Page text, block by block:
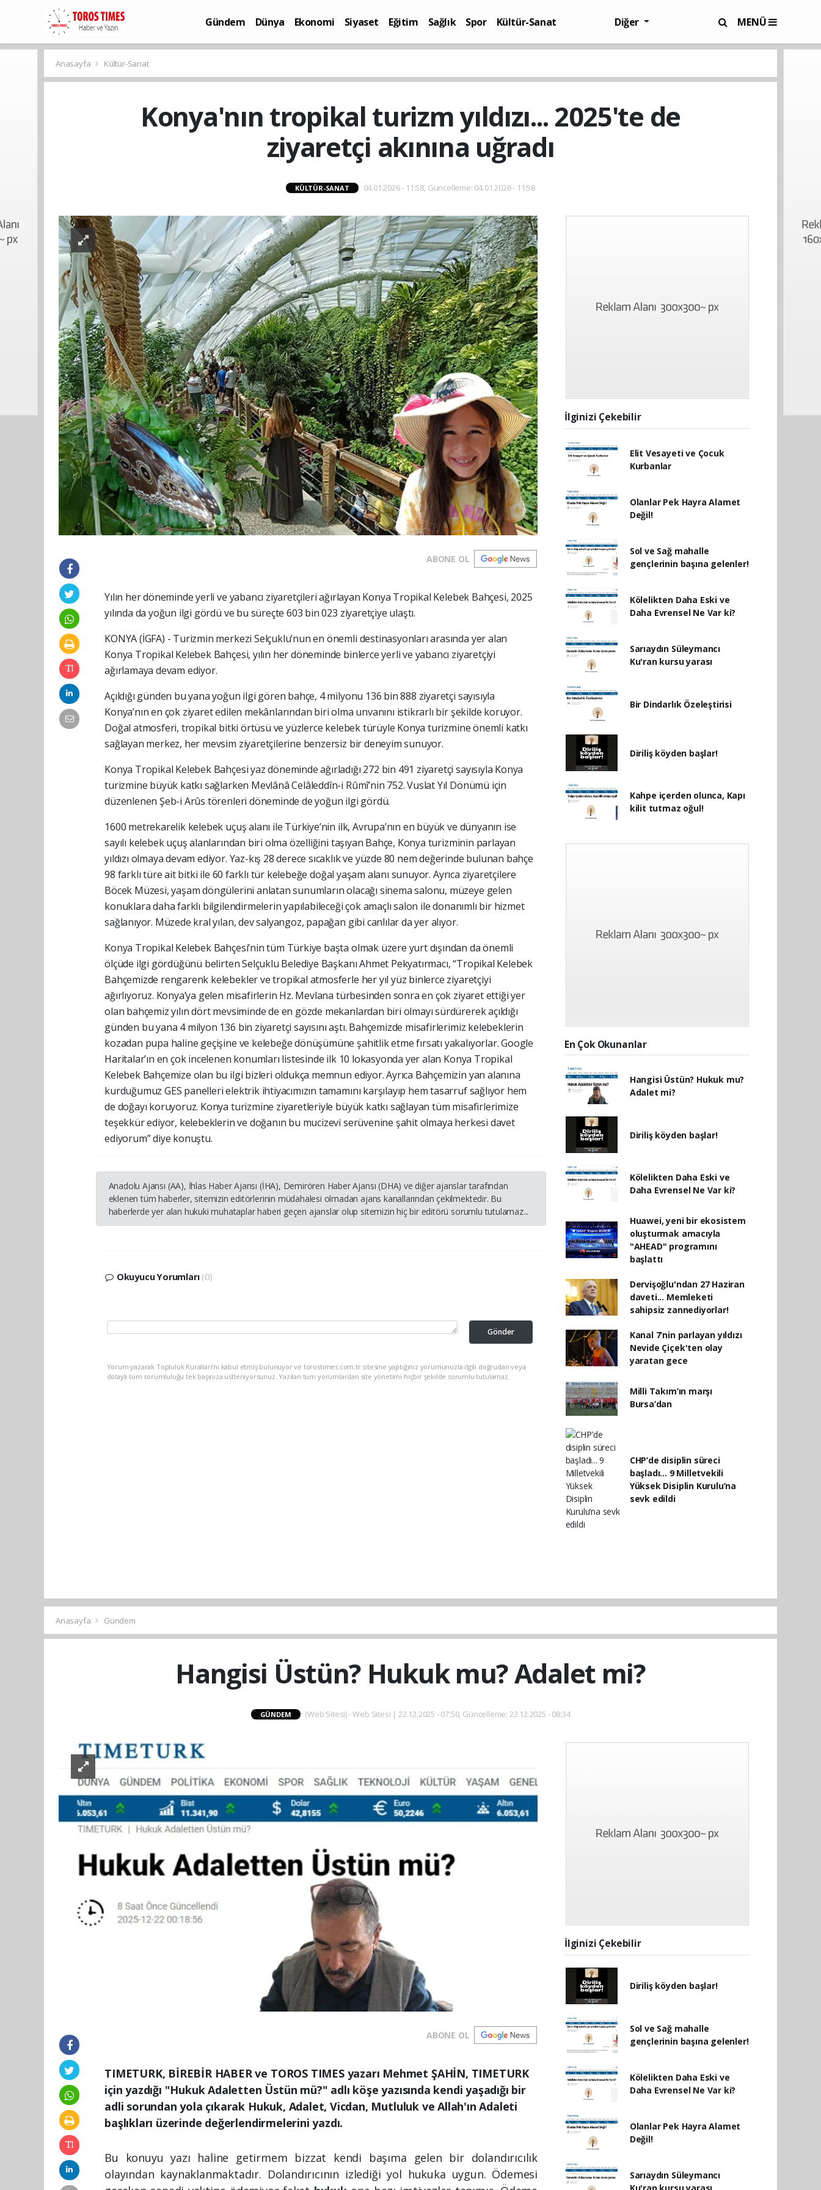
Gündem Dünya Ekonomi Siyaset Eğitim Sağlık Spor
Kültür-Sanat
Diğer MENÜ
Anasayfa Kültür-Sanat
Konya'nın tropikal turizm yıldızı... 2025'te de
ziyaretçi akınına uğradı
KÜLTÜR-SANAT 04.01.2026 - 11:58, Güncelleme: 04.01.2026 - 11:58
ABONE OL
Yılın her döneminde yerli ve yabancı ziyaretçileri ağırlayan Konya Tropikal Kelebek Bahçesi, 2025
yılında da yoğun ilgi gördü ve bu süreçte 603 bin 023 ziyaretçiye ulaştı.
KONYA (İGFA) - Turizmin merkezi Selçuklu’nun en önemli destinasyonları arasında yer alan
Konya Tropikal Kelebek Bahçesi, yılın her döneminde binlerce yerli ve yabancı ziyaretçiyi
ağırlamaya devam ediyor.
Açıldığı günden bu yana yoğun ilgi gören bahçe, 4 milyonu 136 bin 888 ziyaretçi sayısıyla
Konya’nın en çok ziyaret edilen mekânlarından biri olma unvanını istikrarlı bir şekilde koruyor.
Doğal atmosferi, tropikal bitki örtüsü ve yüzlerce kelebek türüyle Konya turizmine önemli katkı
sağlayan merkez, her mevsim ziyaretçilerine benzersiz bir deneyim sunuyor.
Konya Tropikal Kelebek Bahçesi yaz döneminde ağırladığı 272 bin 491 ziyaretçi sayısıyla Konya
turizmine büyük katkı sağlarken Mevlânâ Celâleddîn-i Rûmî’nin 752. Vuslat Yıl Dönümü için
düzenlenen Şeb-i Arûs törenleri döneminde de yoğun ilgi gördü.
1600 metrekarelik kelebek uçuş alanı ile Türkiye’nin ilk, Avrupa’nın en büyük ve dünyanın ise
sayılı kelebek uçuş alanlarından biri olma özelliğini taşıyan Bahçe, Konya turizminin parlayan
yıldızı olmaya devam ediyor. Yaz-kış 28 derece sıcaklık ve yüzde 80 nem değerinde bulunan bahçe
98 farklı türe ait bitki ile 60 farklı tür kelebeğe doğal yaşam alanı sunuyor. Ayrıca ziyaretçilere
Böcek Müzesi, yaşam döngülerini anlatan sunumların olacağı sinema salonu, müzeye gelen
konuklara daha farklı bilgilendirmelerin yapılabileceği çok amaçlı salon ile donanımlı bir hizmet
sağlanıyor. Müzede kral yılan, dev salyangoz, papağan gibi canlılar da yer alıyor.
Konya Tropikal Kelebek Bahçesi’nin tüm Türkiye başta olmak üzere yurt dışından da önemli
ölçüde ilgi gördüğünü belirten Selçuklu Belediye Başkanı Ahmet Pekyatırmacı, “Tropikal Kelebek
Bahçemizde rengarenk kelebekler ve tropikal atmosferle her yıl yüz binlerce ziyaretçiyi
ağırlıyoruz. Konya’ya gelen misafirlerin Hz. Mevlana türbesinden sonra en çok ziyaret ettiği yer
olan bahçemiz yılın dört mevsiminde de en gözde mekanlardan biri olmayı sürdürerek açıldığı
günden bu yana 4 milyon 136 bin ziyaretçi sayısını aştı. Bahçemizde misafirlerimiz kelebeklerin
kozadan pupa haline geçişine ve kelebeğe dönüşümüne şahitlik etme fırsatı yakalıyorlar. Google
Haritalar’ın en çok incelenen konumları listesinde ilk 10 lokasyonda yer alan Konya Tropikal
Kelebek Bahçemize olan bu ilgi bizleri oldukça memnun ediyor. Ayrıca Bahçemizin yan alanına
kurduğumuz GES panelleri elektrik ihtiyacımızın tamamını karşılayıp hem tasarruf sağlıyor hem
de doğayı koruyoruz. Konya turizmine ziyaretleriyle büyük katkı sağlayan tüm misafirlerimize
teşekkür ediyor, kelebeklerin ve doğanın bu mucizevi serüvenine şahit olmaya herkesi davet
ediyorum” diye konuştu.
Anadolu Ajansı (AA), İhlas Haber Ajansı (İHA), Demirören Haber Ajansı (DHA) ve diğer ajanslar tarafından
eklenen tüm haberler, sitemizin editörlerinin müdahalesi olmadan ajans kanallarından çekilmektedir. Bu
haberlerde yer alan hukuki muhataplar haberi geçen ajanslar olup sitemizin hiç bir editörü sorumlu tutulamaz...
Okuyucu Yorumları (0)
Gönder
Yorum yazarak Topluluk Kuralları’nı kabul etmiş bulunuyor ve torostimes.com.tr sitesine yaptığınız yorumunuzla ilgili doğrudan veya
dolaylı tüm sorumluluğu tek başınıza üstleniyorsunuz. Yazılan tüm yorumlardan site yönetimi hiçbir şekilde sorumlu tutulamaz.
İlginizi Çekebilir
Elit Vesayeti ve Çocuk
Kurbanlar
Olanlar Pek Hayra Alamet
Değil!
Sol ve Sağ mahalle
gençlerinin başına gelenler!
Kölelikten Daha Eski ve
Daha Evrensel Ne Var ki?
Sarıaydın Süleymancı
Ku'ran kursu yarası
Bir Dindarlık Özeleştirisi
Diriliş köyden başlar!
Kahpe içerden olunca, Kapı
kilit tutmaz oğul!
En Çok Okunanlar
Hangisi Üstün? Hukuk mu?
Adalet mi?
Diriliş köyden başlar!
Kölelikten Daha Eski ve
Daha Evrensel Ne Var ki?
Huawei, yeni bir ekosistem
oluşturmak amacıyla
"AHEAD" programını
başlattı
Dervişoğlu'ndan 27 Haziran
daveti... Memleketi
sahipsiz zannediyorlar!
Kanal 7’nin parlayan yıldızı
Nevide Çiçek'ten olay
yaratan gece
Milli Takım’ın marşı
Bursa’dan
CHP’de disiplin süreci
başladı... 9 Milletvekili
Yüksek Disiplin Kurulu’na
sevk edildi
Anasayfa Gündem
Hangisi Üstün? Hukuk mu? Adalet mi?
GÜNDEM (Web Sitesi) - Web Sitesi | 22.12.2025 - 07:50, Güncelleme: 22.12.2025 - 08:34
ABONE OL
TIMETURK, BİREBİR HABER ve TOROS TIMES yazarı Mehmet ŞAHİN, TIMETURK
için yazdığı "Hukuk Adaletten Üstün mü?" adlı köşe yazısında kendi yaşadığı bir
adli sorundan yola çıkarak Hukuk, Adalet, Vicdan, Mutluluk ve Allah'ın Adaleti
başlıkları üzerinde değerlendirmelerini yazdı.
Bu konuyu yazı haline getirmem bizzat kendi başıma gelen bir dolandırıcılık
olayından kaynaklanmaktadır. Dolandırıcının izlediği yol hukuka uygun. Ödemesi
İlginizi Çekebilir
Diriliş köyden başlar!
Sol ve Sağ mahalle
gençlerinin başına gelenler!
Kölelikten Daha Eski ve
Daha Evrensel Ne Var ki?
Olanlar Pek Hayra Alamet
Değil!
Sarıaydın Süleymancı